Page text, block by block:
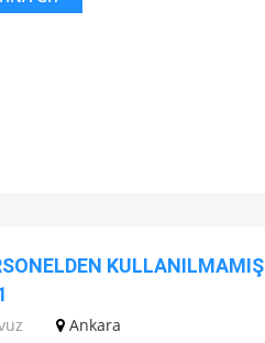
KULLANILMAMIŞ
Ankara